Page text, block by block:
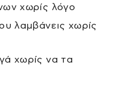
χωρίς λόγο
λαμβάνεις χωρίς
χωρίς να τα